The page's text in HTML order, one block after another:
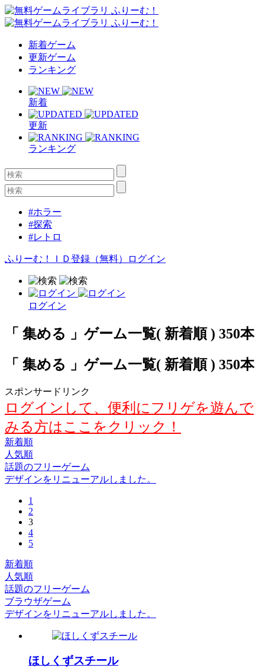
新着ゲーム
更新ゲーム
ランキング
新着
更新
ランキング
#ホラー
#探索
#レトロ
ふりーむ！ＩＤ登録（無料） ログイン
ログイン
「 集める 」ゲーム一覧( 新着順 ) 350本
「 集める 」ゲーム一覧( 新着順 ) 350本
スポンサードリンク
ログインして、便利にフリゲを遊んで
みる方はここをクリック！
新着順
人気順
話題のフリーゲーム
デザインをリニューアルしました。
1
2
3
4
5
新着順
人気順
話題のフリーゲーム
ブラウザゲーム
デザインをリニューアルしました。
ほしくずスチール